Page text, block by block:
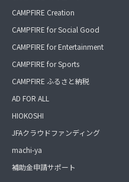
CAMPFIRE Creation
CAMPFIRE for Social Good
CAMPFIRE for Entertainment
CAMPFIRE for Sports
CAMPFIRE ふるさと納税
AD FOR ALL
HIOKOSHI
JFAクラウドファンディング
machi-ya
補助金申請サポート